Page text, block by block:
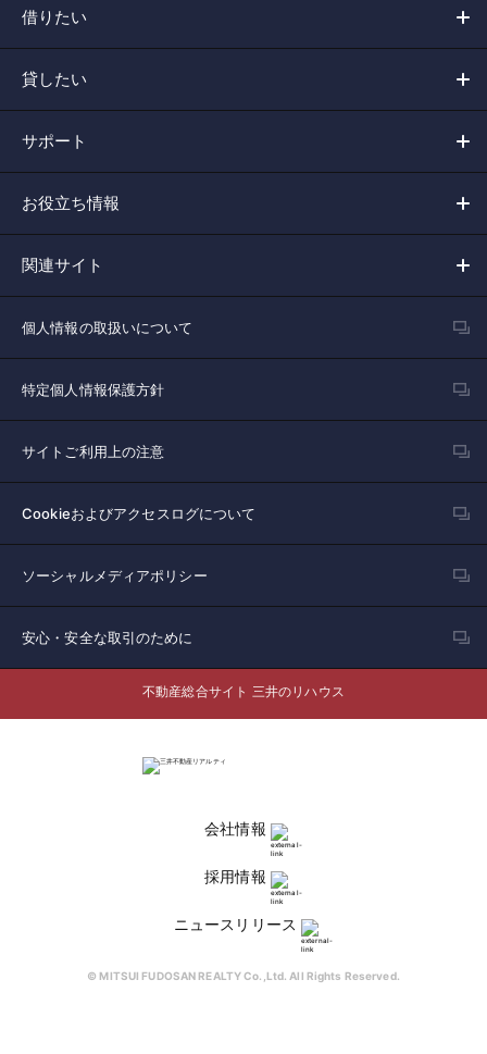
借りたい
貸したい
サポート
お役立ち情報
関連サイト
個人情報の取扱いについて
特定個人情報保護方針
サイトご利用上の注意
Cookieおよびアクセスログについて
ソーシャルメディアポリシー
安心・安全な取引のために
不動産総合サイト 三井のリハウス
会社情報
採用情報
ニュースリリース
© MITSUI FUDOSAN REALTY Co.,Ltd. All Rights Reserved.